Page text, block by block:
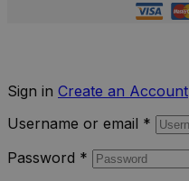
Sign in Create an Account
Username or email *
Password *